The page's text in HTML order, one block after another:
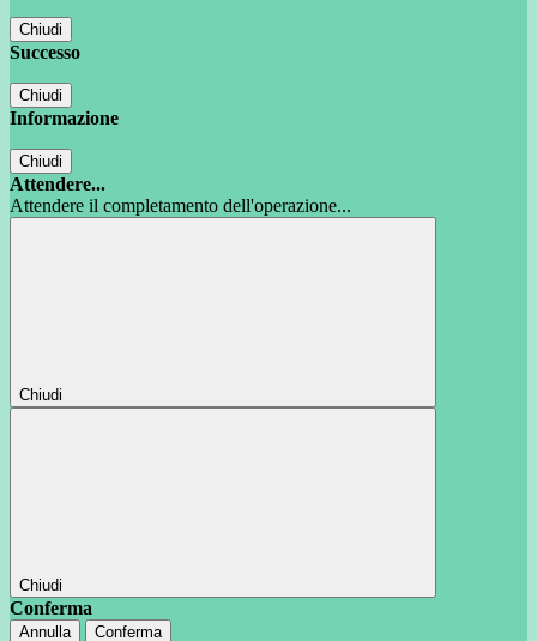
Chiudi
Successo
Chiudi
Informazione
Chiudi
Attendere...
Attendere il completamento dell'operazione...
Chiudi
Chiudi
Conferma
Annulla Conferma